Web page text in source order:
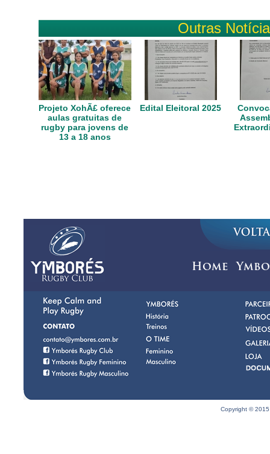
Outras
Projeto XohÃ£ oferece
aulas gratuitas de
rugby para jovens de
13 a 18 anos
Edital Eleitoral 2025
Home
Copyright ©